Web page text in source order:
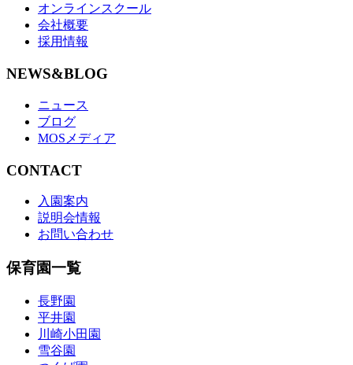
オンラインスクール
会社概要
採用情報
NEWS&BLOG
ニュース
ブログ
MOSメディア
CONTACT
入園案内
説明会情報
お問い合わせ
保育園一覧
長野園
平井園
川崎小田園
雪谷園